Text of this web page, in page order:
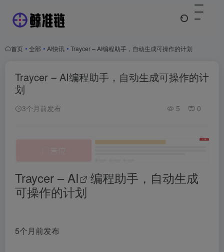
首页 • 全部 • AI快讯 • Traycer – AI编程助手，自动生成可操作的计划
Traycer – AI编程助手，自动生成可操作的计
划
3个月前发布 5 0
Traycer – AI
编程助手，自动生成
可操作的计划
5个月前发布